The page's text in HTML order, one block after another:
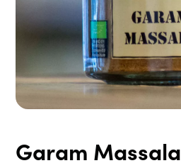
Garam Massala